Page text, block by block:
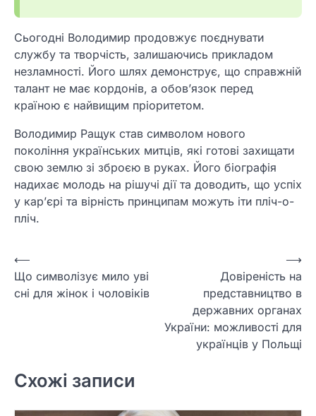
Сьогодні Володимир продовжує поєднувати
службу та творчість, залишаючись прикладом
незламності. Його шлях демонструє, що справжній
талант не має кордонів, а обов’язок перед
країною є найвищим пріоритетом.
Володимир Ращук став символом нового
покоління українських митців, які готові захищати
свою землю зі зброєю в руках. Його біографія
надихає молодь на рішучі дії та доводить, що успіх
у кар’єрі та вірність принципам можуть іти пліч-о-
пліч.
Навігація
записів
⟵
Що символізує мило уві
сні для жінок і чоловіків
Довіреність на
представництво в
державних органах
України: можливості для
українців у Польщі
⟶
Схожі записи